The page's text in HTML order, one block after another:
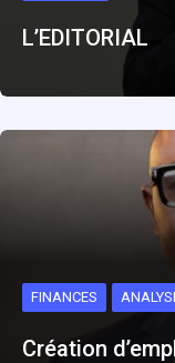
L’EDITORIAL
FINANCES
Création